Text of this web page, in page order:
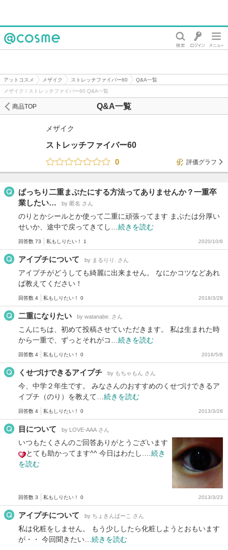
アットコスメ メザイク ストレッチファイバー60
Q&A一覧
メザイク / ストレッチファイバー60 Q&A一覧
Q&A一覧
商品TOP
メザイク
ストレッチファイバー60
0
評価グラフ
ぱっちり二重まぶたにする方法ってありませんか？一重卒
業したい…
by 匿名 さん
のりとかシールとか使って二重に頑張ってます まぶたは分厚い
せいか、途中で戻ってきてし… 続きを読む
回答数 73 私もしりたい！ 1 2020/10/8
アイプチについて by まるりり. さん
アイプチがどうしても綺麗に出来ません。 なにかコツなどあれ
ば教えてください！
回答数 4 私もしりたい！ 0 2018/3/28
二重になりたい by watanabe. さん
こんにちは、初めて投稿させていただきます。 私は生まれた時
から一重で、ずっとそれがコ… 続きを読む
回答数 4 私もしりたい！ 0 2016/5/8
くせづけできるアイプチ by もちゃもん さん
今、中学２年生です。 みなさんのおすすめのくせづけできるア
イプチ（のり）を教えて… 続きを読む
回答数 4 私もしりたい！ 0 2013/3/28
目について by LOVE‐AAA さん
いつもたくさんのご回答ありがとうございます
とても助かってます^^ 今日はわたし.… 続き
を読む
回答数 3 私もしりたい！ 0 2013/3/23
アイプチについて by ちょきんばーこ さん
私は化粧をしません。 もう少ししたら化粧しようとおもいます
が・・ 今回聞きたい… 続きを読む